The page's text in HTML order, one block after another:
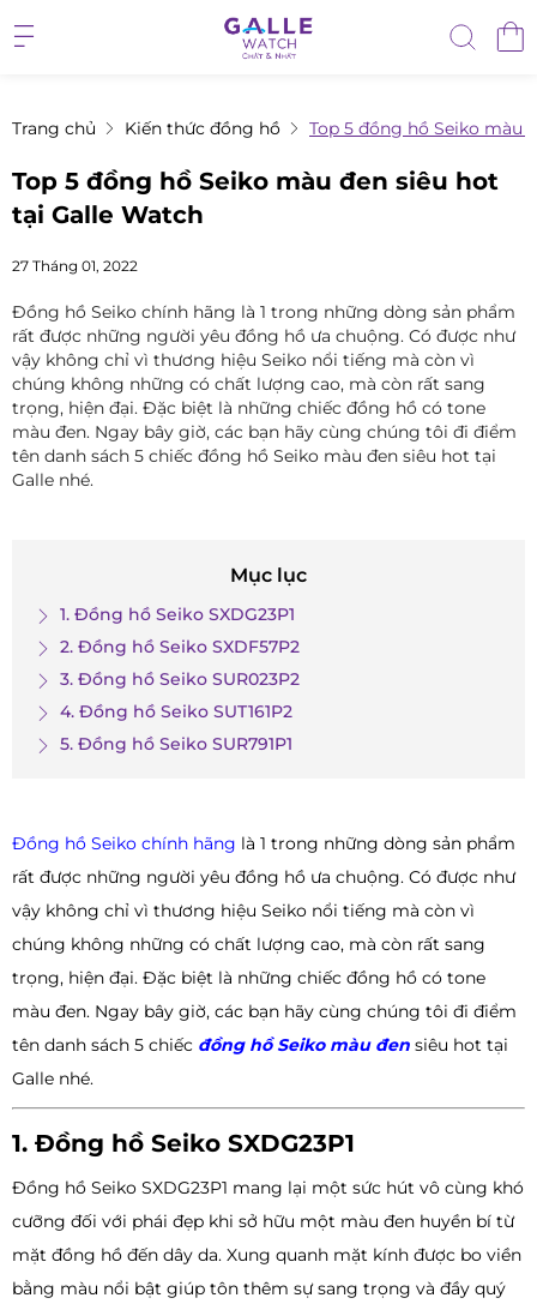
Trang chủ Kiến thức đồng hồ Top 5 đồng hồ Seiko màu
Top 5 đồng hồ Seiko màu đen siêu hot
tại Galle Watch
27 Tháng 01, 2022
Đồng hồ Seiko chính hãng là 1 trong những dòng sản phẩm
rất được những người yêu đồng hồ ưa chuộng. Có được như
vậy không chỉ vì thương hiệu Seiko nổi tiếng mà còn vì
chúng không những có chất lượng cao, mà còn rất sang
trọng, hiện đại. Đặc biệt là những chiếc đồng hồ có tone
màu đen. Ngay bây giờ, các bạn hãy cùng chúng tôi đi điểm
tên danh sách 5 chiếc đồng hồ Seiko màu đen siêu hot tại
Galle nhé.
Mục lục
1. Đồng hồ Seiko SXDG23P1
2. Đồng hồ Seiko SXDF57P2
3. Đồng hồ Seiko SUR023P2
4. Đồng hồ Seiko SUT161P2
5. Đồng hồ Seiko SUR791P1
Đồng hồ Seiko chính hãng là 1 trong những dòng sản phẩm
rất được những người yêu đồng hồ ưa chuộng. Có được như
vậy không chỉ vì thương hiệu Seiko nổi tiếng mà còn vì
chúng không những có chất lượng cao, mà còn rất sang
trọng, hiện đại. Đặc biệt là những chiếc đồng hồ có tone
màu đen. Ngay bây giờ, các bạn hãy cùng chúng tôi đi điểm
tên danh sách 5 chiếc đồng hồ Seiko màu đen siêu hot tại
Galle nhé.
1. Đồng hồ Seiko SXDG23P1
Đồng hồ Seiko SXDG23P1 mang lại một sức hút vô cùng khó
cưỡng đối với phái đẹp khi sở hữu một màu đen huyền bí từ
mặt đồng hồ đến dây da. Xung quanh mặt kính được bo viền
bằng màu nổi bật giúp tôn thêm sự sang trọng và đầy quý